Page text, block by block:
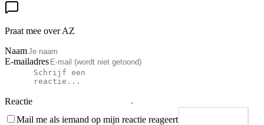
Praat mee over AZ
Naam
E-mailadres
Reactie
Mail me als iemand op mijn reactie reageert